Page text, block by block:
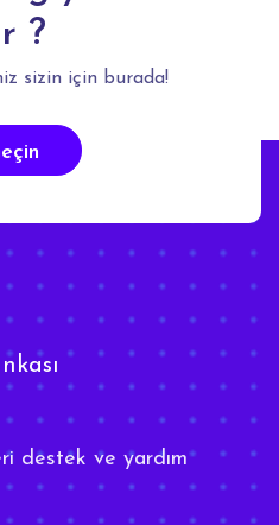
?
sizin için burada!
destek ve yardım